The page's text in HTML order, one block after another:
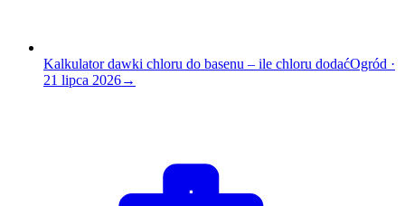
Kalkulator dawki chloru do basenu – ile chloru dodaćOgród ·
21 lipca 2026→